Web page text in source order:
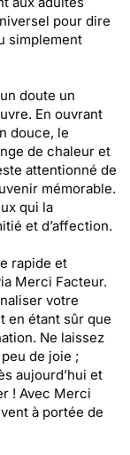
pour dire
simplement
doute un
En ouvrant
douce, le
de chaleur et
attentionné de
mémorable.
qui la
et d’affection.
rapide et
Merci Facteur.
votre
en étant sûr que
Ne laissez
de joie ;
aujourd’hui et
! Avec Merci
à portée de